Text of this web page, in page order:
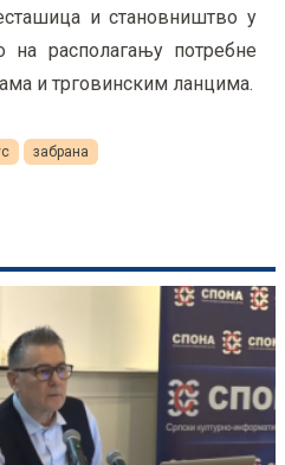
и становништво у
располагању потребне
и трговинским ланцима.
забрана